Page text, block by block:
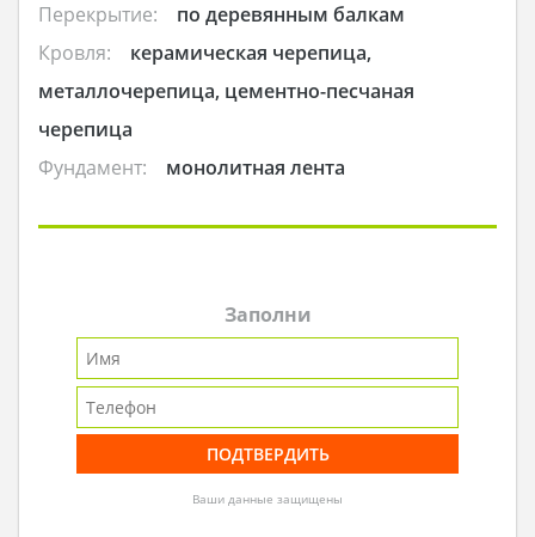
Перекрытие:
по деревянным балкам
Кровля:
керамическая черепица,
металлочерепица, цементно-песчаная
черепица
Фундамент:
монолитная лента
Заполни
Ваши данные защищены